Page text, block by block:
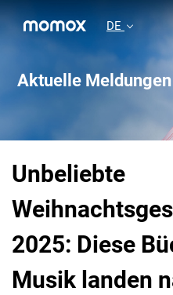
DE
Aktuelle
Unbeliebte
2025: Diese
Musik landen